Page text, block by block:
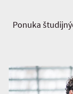
Ponuka